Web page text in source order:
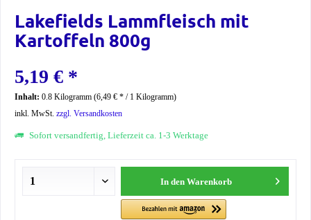
Lakefields Lammfleisch mit
Kartoffeln 800g
5,19 € *
Inhalt: 0.8 Kilogramm (6,49 € * / 1 Kilogramm)
inkl. MwSt. zzgl. Versandkosten
Sofort versandfertig, Lieferzeit ca. 1-3 Werktage
In den Warenkorb